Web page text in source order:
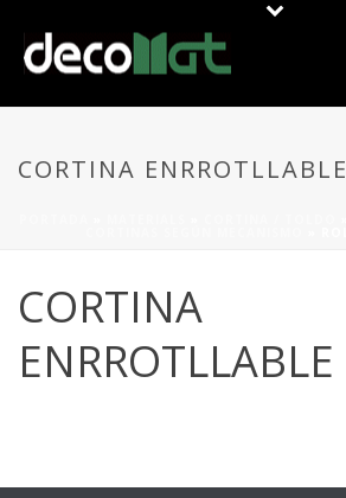
CORTINA ENRROTLLABLE
CORTINA
ENRROTLLABLE